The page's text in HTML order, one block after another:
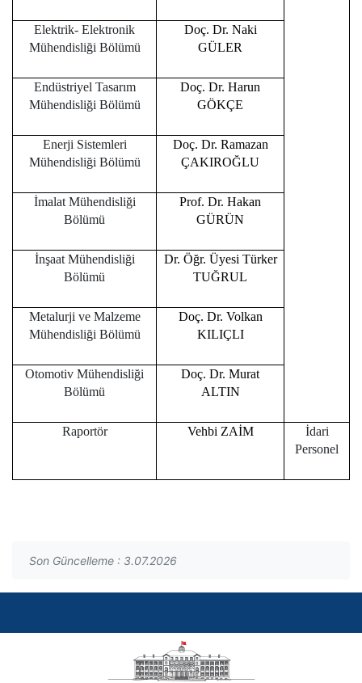
Elektrik- Elektronik
Mühendisliği Bölümü
Doç. Dr. Naki
GÜLER
Endüstriyel Tasarım
Mühendisliği Bölümü
Doç. Dr. Harun
GÖKÇE
Enerji Sistemleri
Mühendisliği Bölümü
Doç. Dr. Ramazan
ÇAKIROĞLU
İmalat Mühendisliği
Bölümü
Prof. Dr. Hakan
GÜRÜN
İnşaat Mühendisliği
Bölümü
Dr. Öğr. Üyesi Türker
TUĞRUL
Metalurji ve Malzeme
Mühendisliği Bölümü
Doç. Dr. Volkan
KILIÇLI
Otomotiv Mühendisliği
Bölümü
Doç. Dr. Murat
ALTIN
Raportör Vehbi ZAİM
İdari
Personel
Son Güncelleme : 3.07.2026